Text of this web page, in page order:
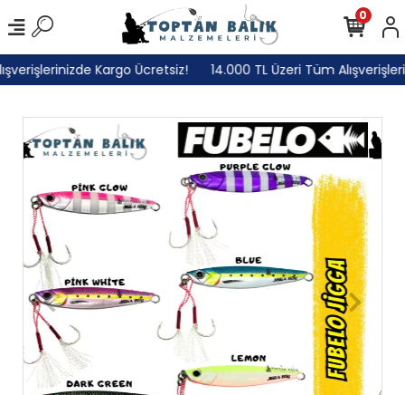
Kargo Ücretsiz! 14.000 TL Üzeri Tüm
0